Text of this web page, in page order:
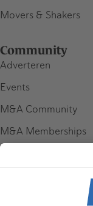
Movers & Shakers
Community
Adverteren
Events
M&A Community
M&A Memberships